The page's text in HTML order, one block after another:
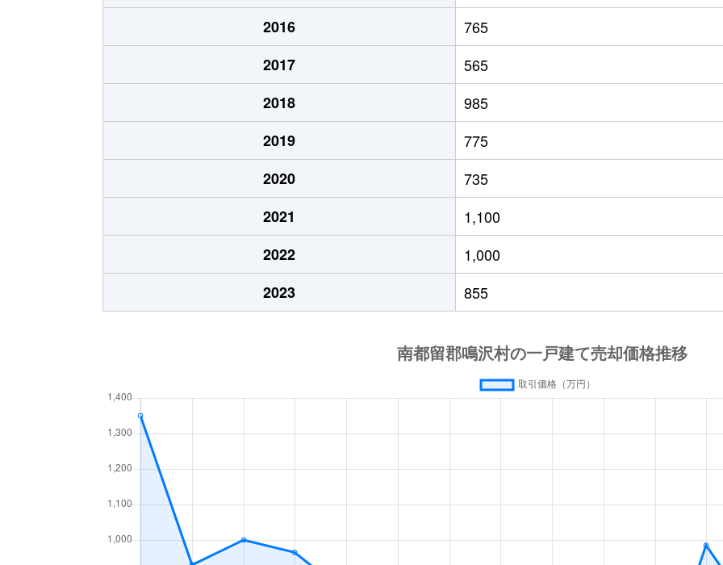
（大字なし）
1,100万円 河口湖 徒歩1時間45分 820m²
（大字なし）
300万円 河口湖 徒歩1時間45分 320m² 65m²
（大字なし）
900万円 河口湖 徒歩2時間 570m² 55m²
（大字なし）
750万円 富士急ハイランド 徒歩2時間 450m² 80m²
（大字なし）
100万円 富士急ハイランド 徒歩1時間15分 770m²
（大字なし）
4,500万円 富士山 徒歩1時間45分 530m² 90m²
2016
765
2017
565
2018
985
2019
775
2020
735
2021
1,100
2022
1,000
2023
855